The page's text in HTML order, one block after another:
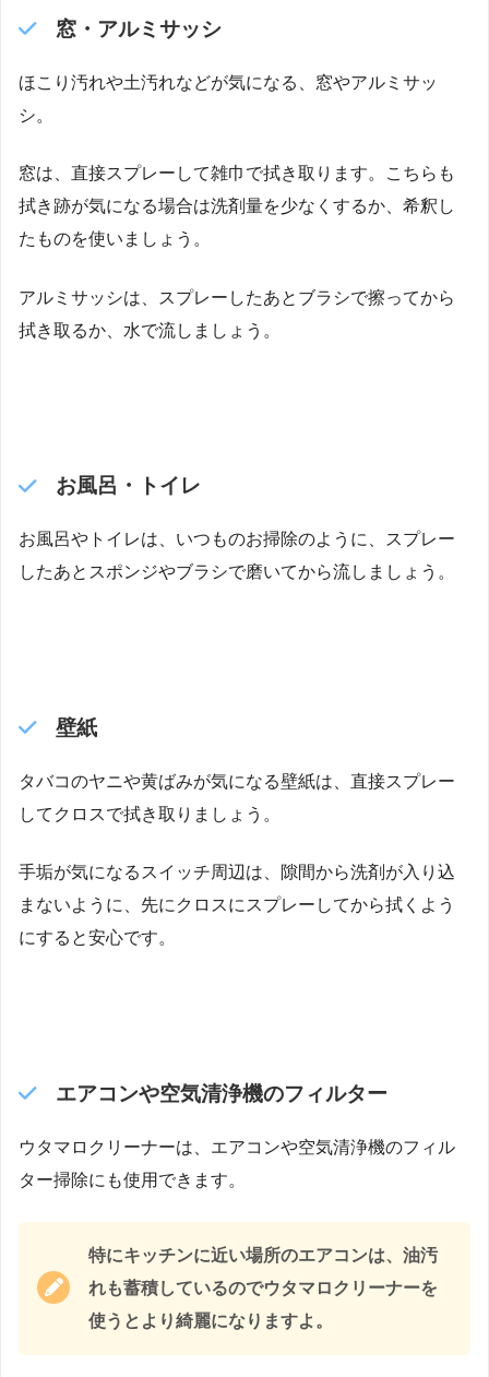
窓・アルミサッシ
ほこり汚れや土汚れなどが気になる、窓やアルミサッ
シ。
窓は、直接スプレーして雑巾で拭き取ります。こちらも
拭き跡が気になる場合は洗剤量を少なくするか、希釈し
たものを使いましょう。
アルミサッシは、スプレーしたあとブラシで擦ってから
拭き取るか、水で流しましょう。
お風呂・トイレ
お風呂やトイレは、いつものお掃除のように、スプレー
したあとスポンジやブラシで磨いてから流しましょう。
壁紙
タバコのヤニや黄ばみが気になる壁紙は、直接スプレー
してクロスで拭き取りましょう。
手垢が気になるスイッチ周辺は、隙間から洗剤が入り込
まないように、先にクロスにスプレーしてから拭くよう
にすると安心です。
エアコンや空気清浄機のフィルター
ウタマロクリーナーは、エアコンや空気清浄機のフィル
ター掃除にも使用できます。
特にキッチンに近い場所のエアコンは、油汚
れも蓄積しているのでウタマロクリーナーを
使うとより綺麗になりますよ。